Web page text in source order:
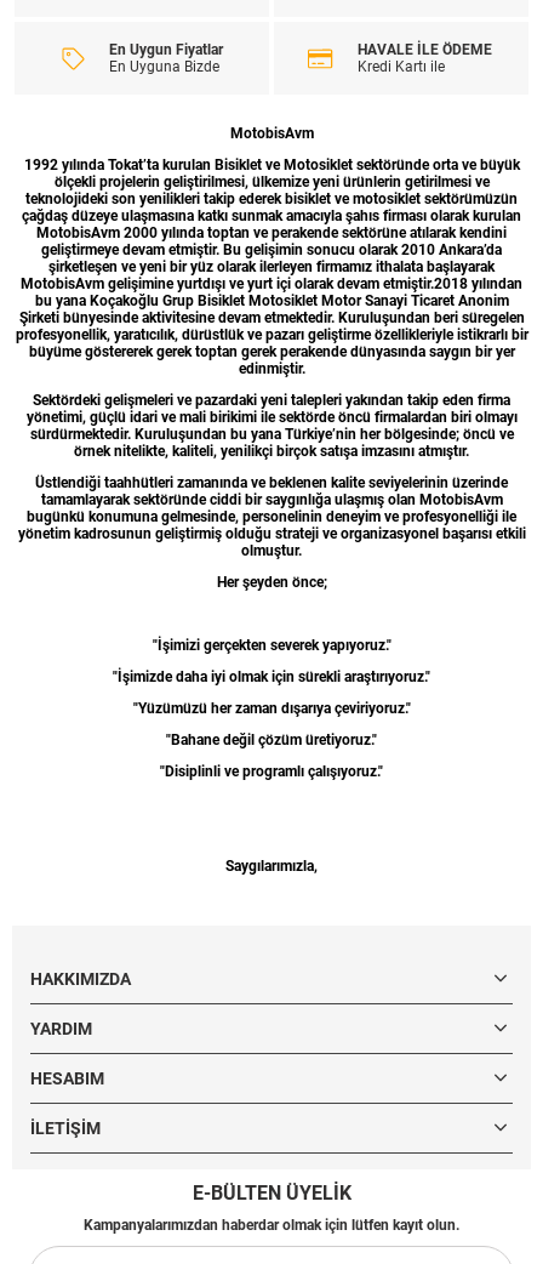
En Uygun Fiyatlar
En Uyguna Bizde
HAVALE İLE ÖDEME
Kredi Kartı ile
MotobisAvm
1992 yılında Tokat’ta kurulan Bisiklet ve Motosiklet sektöründe orta ve büyük
ölçekli projelerin geliştirilmesi, ülkemize yeni ürünlerin getirilmesi ve
teknolojideki son yenilikleri takip ederek bisiklet ve motosiklet sektörümüzün
çağdaş düzeye ulaşmasına katkı sunmak amacıyla şahıs firması olarak kurulan
MotobisAvm 2000 yılında toptan ve perakende sektörüne atılarak kendini
geliştirmeye devam etmiştir. Bu gelişimin sonucu olarak 2010 Ankara’da
şirketleşen ve yeni bir yüz olarak ilerleyen firmamız ithalata başlayarak
MotobisAvm gelişimine yurtdışı ve yurt içi olarak devam etmiştir.2018 yılından
bu yana Koçakoğlu Grup Bisiklet Motosiklet Motor Sanayi Ticaret Anonim
Şirketi bünyesinde aktivitesine devam etmektedir. Kuruluşundan beri süregelen
profesyonellik, yaratıcılık, dürüstlük ve pazarı geliştirme özellikleriyle istikrarlı bir
büyüme göstererek gerek toptan gerek perakende dünyasında saygın bir yer
edinmiştir.
Sektördeki gelişmeleri ve pazardaki yeni talepleri yakından takip eden firma
yönetimi, güçlü idari ve mali birikimi ile sektörde öncü firmalardan biri olmayı
sürdürmektedir. Kuruluşundan bu yana Türkiye’nin her bölgesinde; öncü ve
örnek nitelikte, kaliteli, yenilikçi birçok satışa imzasını atmıştır.
Üstlendiği taahhütleri zamanında ve beklenen kalite seviyelerinin üzerinde
tamamlayarak sektöründe ciddi bir saygınlığa ulaşmış olan MotobisAvm
bugünkü konumuna gelmesinde, personelinin deneyim ve profesyonelliği ile
yönetim kadrosunun geliştirmiş olduğu strateji ve organizasyonel başarısı etkili
olmuştur.
Her şeyden önce;
"İşimizi gerçekten severek yapıyoruz."
"İşimizde daha iyi olmak için sürekli araştırıyoruz."
"Yüzümüzü her zaman dışarıya çeviriyoruz."
"Bahane değil çözüm üretiyoruz."
"Disiplinli ve programlı çalışıyoruz."
Saygılarımızla,
HAKKIMIZDA
YARDIM
HESABIM
İLETIŞIM
E-BÜLTEN ÜYELİK
Kampanyalarımızdan haberdar olmak için lütfen kayıt olun.